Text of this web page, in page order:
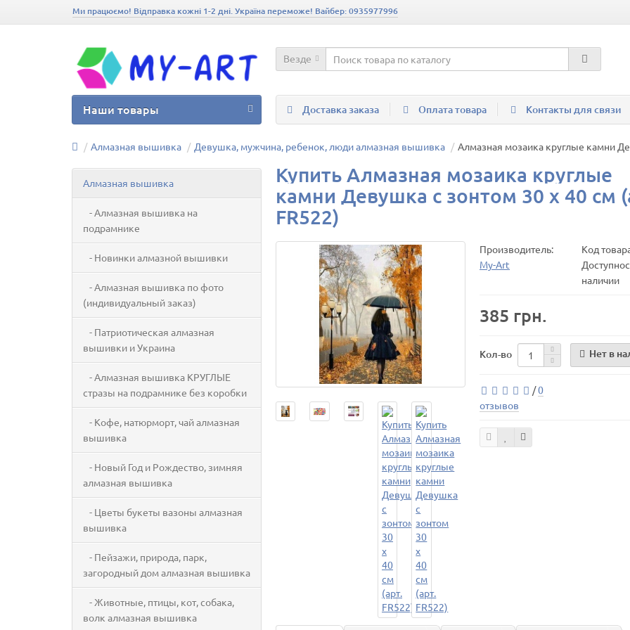
Ми працюємо! Відправка кожні 1-2 дні. Україна переможе! Вайбер: 0935977996
Везде
Доставка заказа Оплата товара Контакты для связи
Наши товары
Алмазная вышивка Девушка, мужчина, ребенок, люди алмазная вышивка Алмазная мозаика круглые камни
Алмазная вышивка
- Алмазная вышивка на
подрамнике
- Новинки алмазной вышивки
- Алмазная вышивка по фото
(индивидуальный заказ)
- Патриотическая алмазная
вышивки и Украина
- Алмазная вышивка КРУГЛЫЕ
стразы на подрамнике без коробки
- Кофе, натюрморт, чай алмазная
вышивка
- Новый Год и Рождество, зимняя
алмазная вышивка
- Цветы букеты вазоны алмазная
вышивка
- Пейзажи, природа, парк,
загородный дом алмазная вышивка
- Животные, птицы, кот, собака,
волк алмазная вышивка
Купить Алмазная мозаика круглые
камни Девушка с зонтом 30 х 40 см
FR522)
Производитель:
My-Art
Код
наличии
385 грн.
Кол-во Нет в
/0
отзывов